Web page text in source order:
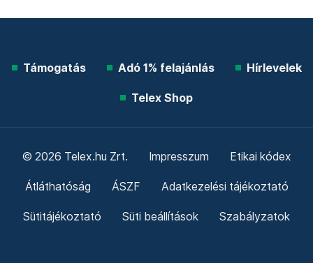
Támogatás Adó 1% felajánlás Hírlevelek
Telex Shop
© 2026 Telex.hu Zrt. Impresszum Etikai kódex
Átláthatóság ÁSZF Adatkezelési tájékoztató
Sütitájékoztató Süti beállítások Szabályzatok